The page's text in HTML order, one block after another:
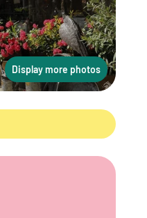
Display more photos